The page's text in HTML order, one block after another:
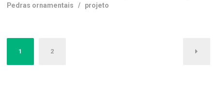
Pedras ornamentais / projeto
Paginação
de1 2